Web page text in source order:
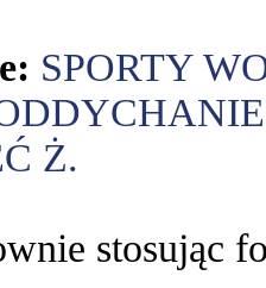
SPORTY
Ż.
stosując